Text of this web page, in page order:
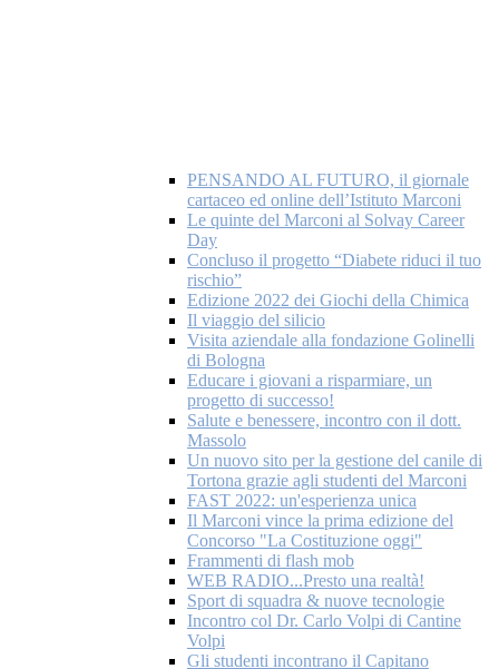
PENSANDO AL FUTURO, il giornale
cartaceo ed online dell’Istituto Marconi
Le quinte del Marconi al Solvay Career
Day
Concluso il progetto “Diabete riduci il tuo
rischio”
Edizione 2022 dei Giochi della Chimica
Il viaggio del silicio
Visita aziendale alla fondazione Golinelli
di Bologna
Educare i giovani a risparmiare, un
progetto di successo!
Salute e benessere, incontro con il dott.
Massolo
Un nuovo sito per la gestione del canile di
Tortona grazie agli studenti del Marconi
FAST 2022: un'esperienza unica
Il Marconi vince la prima edizione del
Concorso "La Costituzione oggi"
Frammenti di flash mob
WEB RADIO...Presto una realtà!
Sport di squadra & nuove tecnologie
Incontro col Dr. Carlo Volpi di Cantine
Volpi
Gli studenti incontrano il Capitano